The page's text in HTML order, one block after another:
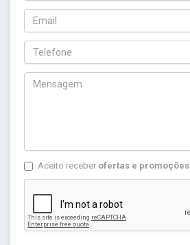
Aceito receber ofertas e promoções